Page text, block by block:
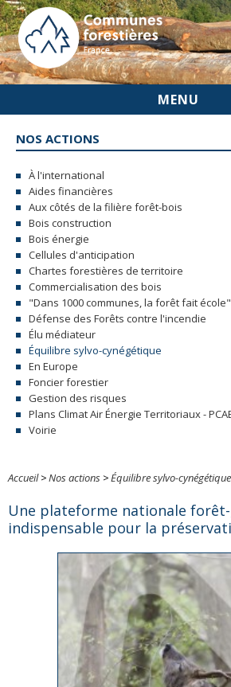
MENU
NOS ACTIONS
À l'international
Aides financières
Aux côtés de la filière forêt-bois
Bois construction
Bois énergie
Cellules d'anticipation
Chartes forestières de territoire
Commercialisation des bois
"Dans 1000 communes, la forêt fait école"
Défense des Forêts contre l'incendie
Élu médiateur
Équilibre sylvo-cynégétique
En Europe
Foncier forestier
Gestion des risques
Plans Climat Air Énergie Territoriaux -
Voirie
Accueil>Nos actions >Équilibre sylvo-cynégétique
Une plateforme nationale
indispensable pour la